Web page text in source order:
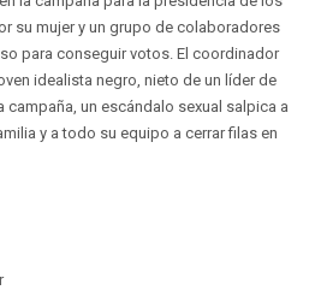
su mujer y un grupo de colaboradores
para conseguir votos. El coordinador
idealista negro, nieto de un líder de
campaña, un escándalo sexual salpica a
y a todo su equipo a cerrar filas en